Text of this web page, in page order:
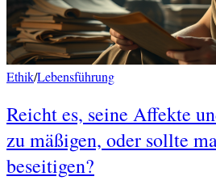
Ethik/Lebensführung
Reicht es, seine Affekte
zu mäßigen, oder sollte
beseitigen?